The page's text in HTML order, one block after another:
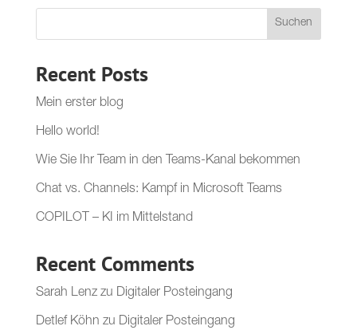
Suchen
Recent Posts
Mein erster blog
Hello world!
Wie Sie Ihr Team in den Teams-Kanal bekommen
Chat vs. Channels: Kampf in Microsoft Teams
COPILOT – KI im Mittelstand
Recent Comments
Sarah Lenzzu Digitaler Posteingang
Detlef Köhn zu Digitaler Posteingang